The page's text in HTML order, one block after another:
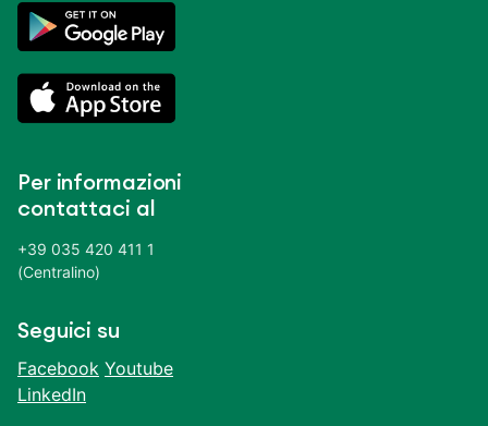
Per informazioni
contattaci al
+39 035 420 411 1
(Centralino)
Seguici su
Facebook Youtube
LinkedIn